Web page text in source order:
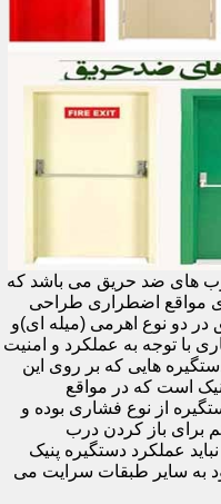
های ضد حریق می باشد که
مواقع اضطراری طراحی
دو نوع اهرمی (میله ای)و
با توجه به عملکرد و امنیت
هایی که بر روی این
است که در مواقع
از نوع فشاری بوده و
برای باز کردن درب
عملکرد دستگیره پنیک
به سایر طبقات سرایت می